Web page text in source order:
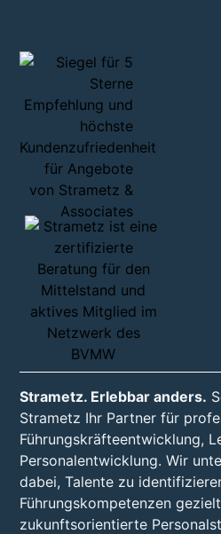
Strametz. Erlebbar anders.
Strametz Ihr Partner für
Führungskräfteentwicklung,
Personalentwicklung. Wir
dabei, Talente zu
Führungskompetenzen
zukunftsorientierte